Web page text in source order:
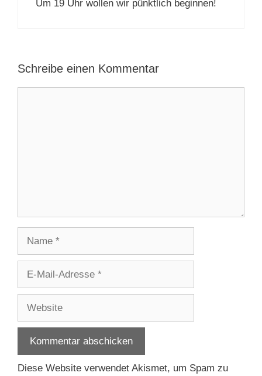
Um 19 Uhr wollen wir pünktlich beginnen!
Schreibe einen Kommentar
Adresse
Diese Website verwendet Akismet, um Spam zu